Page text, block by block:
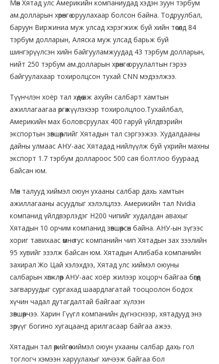
Мөн Хятад улс Америкийн компаниудад хэдэн зуун тэрбум
ам.долларын хөрөнгө оруулахаар болсон байна. Тодруулбал,
баруун Виржиниа муж улсад хэрэгжиж буй хийн төсөлд 84
тэрбум долларын, Аляска муж улсад барьж буй
шингэрүүлсэн хийн байгууламжуудад 43 тэрбум долларын,
нийт 250 тэрбум ам.долларын хөрөнгө оруулалтын гэрээ
байгуулахаар тохиролцсон тухай CNN мэдээлжээ.
Түүнчлэн хоёр тал хөдөө аж ахуйн салбарт хамтын
ажиллагаагаа өргөжүүлэхээр тохиролцлоо.Тухайлбал,
Америкийн мах боловсруулах 400 гаруй үйлдвэрийн
экспортын зөвшөөрлийг Хятадын тал сэргээжээ. Худалдааны
дайны улмаас АНУ-аас Хятадад нийлүүлж буй үхрийн махны
экспорт 1.7 тэрбум доллароос 500 сая болтлоо буураад
байсан юм.
Мөн талууд хиймэл оюун ухааны салбар дахь хамтын
ажиллагааны асуудлыг хэлэлцлээ. Америкийн тал Nvidia
компанид үйлдвэрлэдэг H200 чипийг худалдан авахыг
Хятадын 10 орчим компанид зөвшөөрсөн байна. АНУ-ын зүгээс
хориг тавихаас өмнө тус компанийн чип Хятадын зах зээлийн
95 хувийг эзэлж байсан юм. Хятадын Алибаба компанийн
захирал Жо Цай хэлэхдээ, Хятад улс хиймэл оюуны
салбарын хөгжлөөр АНУ-аас хоёр жилээр хоцорч байгаа бөгөөд
загваруудыг сургахад шаардлагатай тооцоолон бодох
хүчин чадал дутагдалтай байгааг хүлээн
зөвшөөрчээ. Харин Гүүгл компанийн дүгнэснээр, хятадууд энэ
зөрүүг богино хугацаанд арилгасаар байгаа ажээ.
Хятадын тал өөрийгөө хиймэл оюун ухааны салбар дахь гол
тоглогч хэмээн харуулахыг хичээж байгаа бол